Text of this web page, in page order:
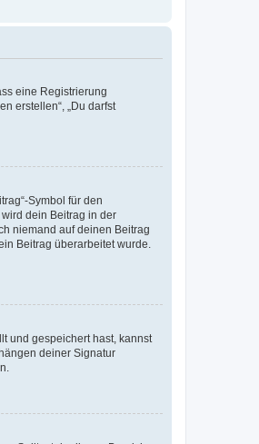
eine Registrierung
erstellen“, „Du darfst
Symbol für den
dein Beitrag in der
niemand auf deinen Beitrag
Beitrag überarbeitet wurde.
und gespeichert hast, kannst
deiner Signatur